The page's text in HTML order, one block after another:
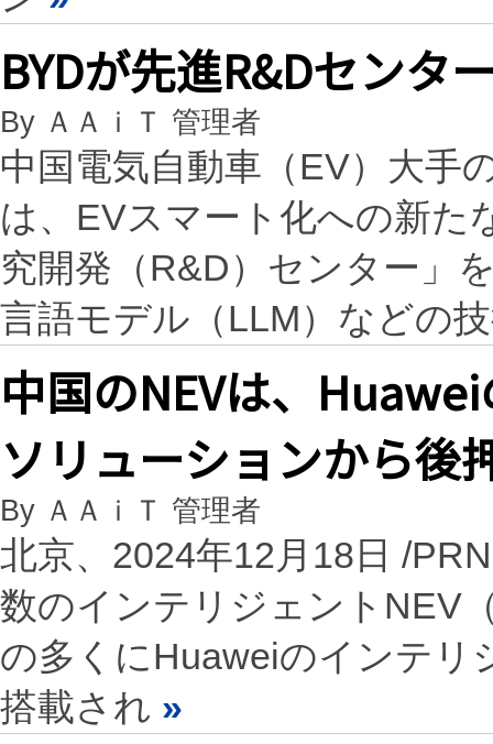
BYDが先進R&Dセンタ
By ＡＡｉＴ 管理者
中国電気自動車（EV）大手
は、EVスマート化への新た
究開発（R&D）センター」
言語モデル（LLM）などの
中国のNEVは、
ソリューションから後
By ＡＡｉＴ 管理者
北京、2024年12月18日 /
数のインテリジェントNEV
の多くにHuaweiのインテリ
搭載され »